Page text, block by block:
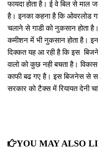
फायदा होता है। ई वे बिल से माल
है। इनका कहना है कि ओवरलोड
चलाने से गाडी को नुकसान होता
कमीशन में भी नुकसान होता है।
दिक्‍कत यह आ रही है कि इस
वालो को कुछ नही बचता है।
काफी बढ गए है। इस बिजनेस से
सरकार को टैक्‍स में रियायत देनी
YOU MAY ALSO